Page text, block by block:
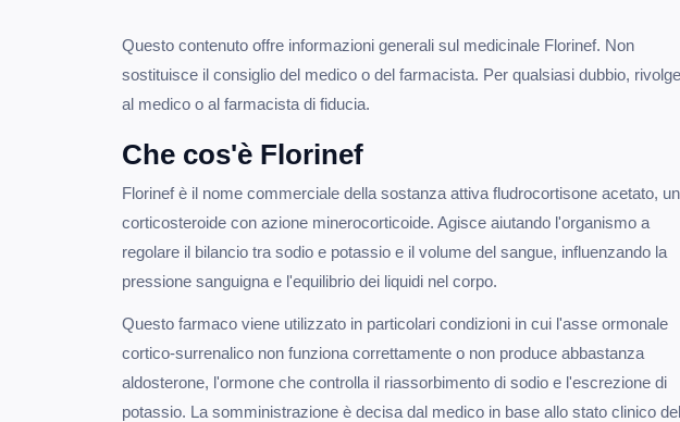
Questo contenuto offre informazioni generali sul medicinale Florinef. Non
sostituisce il consiglio del medico o del farmacista. Per qualsiasi dubbio,
al medico o al farmacista di fiducia.
Che cos'è Florinef
Florinef è il nome commerciale della sostanza attiva fludrocortisone acetato, un
corticosteroide con azione minerocorticoide. Agisce aiutando l'organismo a
regolare il bilancio tra sodio e potassio e il volume del sangue, influenzando la
pressione sanguigna e l'equilibrio dei liquidi nel corpo.
Questo farmaco viene utilizzato in particolari condizioni in cui l'asse ormonale
cortico-surrenalico non funziona correttamente o non produce abbastanza
aldosterone, l'ormone che controlla il riassorbimento di sodio e l'escrezione di
potassio. La somministrazione è decisa dal medico in base allo stato clinico del